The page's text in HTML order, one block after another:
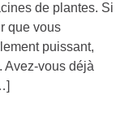
de plantes. Si
que vous
puissant,
Avez-vous déjà